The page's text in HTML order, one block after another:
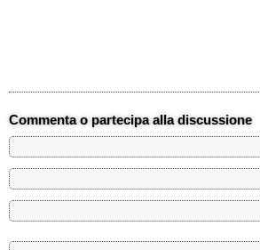
Commenta o partecipa alla discussione